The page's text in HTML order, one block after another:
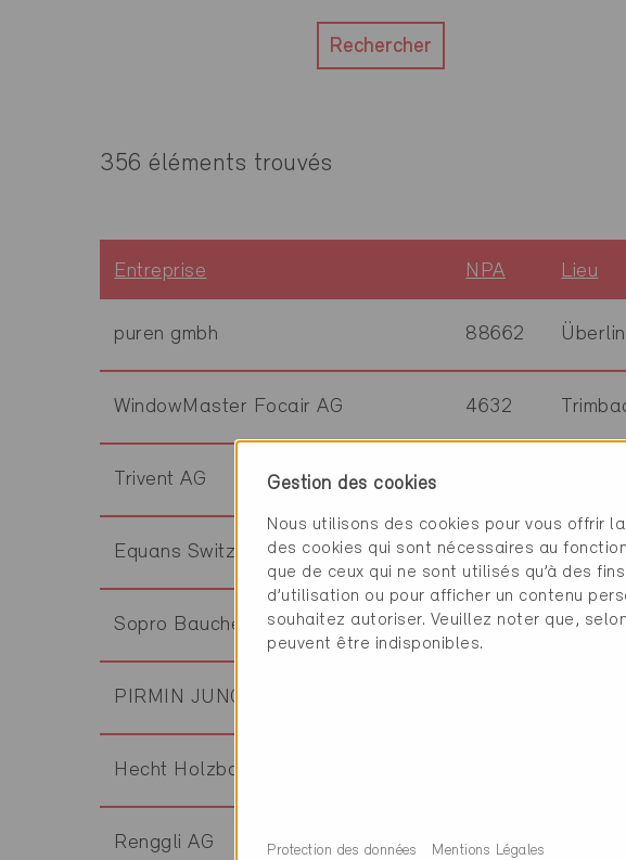
Rechercher
356 éléments trouvés
Entreprise NPA Lieu
puren gmbh 88662
WindowMaster Focair AG 4632
Trivent AG
Equans Switzerland AG 3608 Thun
Sopro Bauchemie GmbH 3608 Thun
PIRMIN JUNG Schweiz AG
Hecht Holzbau AG
Renggli AG 6210
Gestion des cookies
Nous utilisons des cookies pour vous offrir
des cookies qui sont nécessaires au
que de ceux qui ne sont utilisés qu’à des
d’utilisation ou pour afficher un contenu
souhaitez autoriser. Veuillez noter que,
peuvent être indisponibles.
Protection des données Mentions Légales